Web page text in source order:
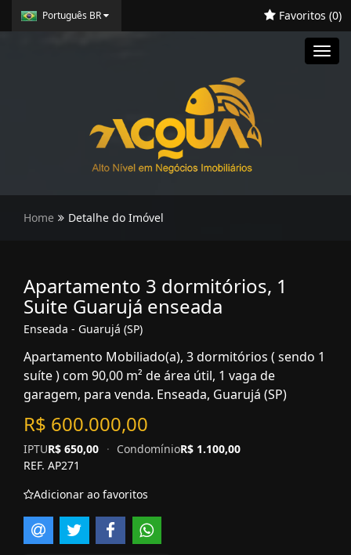
Português BR Favoritos (0)
Home Detalhe do Imóvel
Apartamento 3 dormitórios, 1
Suite Guarujá enseada
Enseada - Guarujá (SP)
Apartamento Mobiliado(a), 3 dormitórios ( sendo 1
suíte ) com 90,00 m² de área útil, 1 vaga de
garagem, para venda. Enseada, Guarujá (SP)
R$ 600.000,00
IPTUR$ 650,00 · CondomínioR$ 1.100,00
REF. AP271
Adicionar ao favoritos